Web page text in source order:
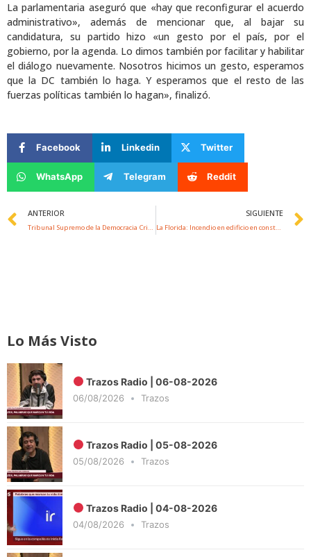
La parlamentaria aseguró que «hay que reconfigurar el acuerdo
administrativo», además de mencionar que, al bajar su
candidatura, su partido hizo «un gesto por el país, por el
gobierno, por la agenda. Lo dimos también por facilitar y habilitar
el diálogo nuevamente. Nosotros hicimos un gesto, esperamos
que la DC también lo haga. Y esperamos que el resto de las
fuerzas políticas también lo hagan», finalizó.
Facebook Linkedin Twitter
WhatsApp Telegram Reddit
Prev
ANTERIOR
Tribunal Supremo de la Democracia Cristiana suspende militancia por 60 días a Fuad Chain tras apoyar al Rechazo
SIGUIENTE
La Florida: Incendio en edificio en construcción destruye bodegas y oficinas
Lo Más Visto
Trazos Radio | 06-08-2026
06/08/2026 Trazos
Trazos Radio | 05-08-2026
05/08/2026 Trazos
Trazos Radio | 04-08-2026
04/08/2026 Trazos